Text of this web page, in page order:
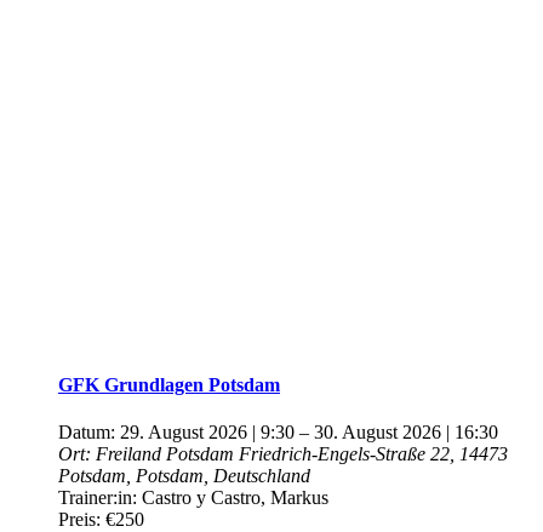
GFK Grundlagen Potsdam
Datum: 29. August 2026 | 9:30 – 30. August 2026 | 16:30
Ort: Freiland Potsdam Friedrich-Engels-Straße 22, 14473
Potsdam, Potsdam, Deutschland
Trainer:in: Castro y Castro, Markus
Preis: €250